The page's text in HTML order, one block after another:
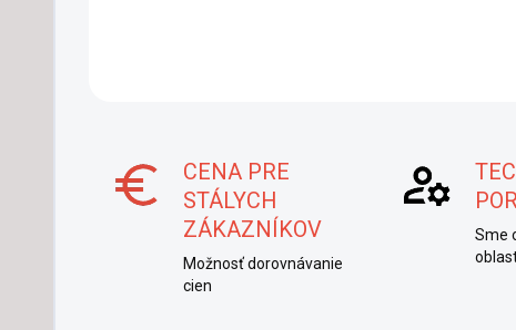
CENA PRE
STÁLYCH
ZÁKAZNÍKOV
Možnosť dorovnávanie
cien
Sme